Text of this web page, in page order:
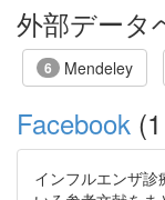
外部データ
6 Mendeley
Facebook
インフルエンザ診